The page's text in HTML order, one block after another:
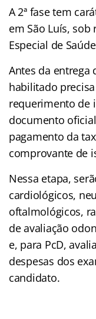
A 2ª fase tem
em São Luís, sob
Especial de
Antes da entrega
habilitado
requerimento de
documento
pagamento da
comprovante de
Nessa etapa,
cardiológicos,
oftalmológicos,
de avaliação
e, para PcD,
despesas dos
candidato.